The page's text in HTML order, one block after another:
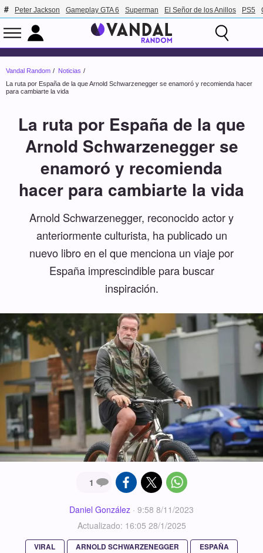
Peter Jackson Gameplay GTA 6 Superman El Señor de los Anillos PS5
Vandal Random
Noticias
La ruta por España de la que Arnold Schwarzenegger se enamoró y recomienda hacer
para cambiarte la vida
La ruta por España de la que
Arnold Schwarzenegger se
enamoró y recomienda
hacer para cambiarte la vida
Arnold Schwarzenegger, reconocido actor y
anteriormente culturista, ha publicado un
nuevo libro en el que menciona un viaje por
España imprescindible para buscar
inspiración.
1
Daniel González · 9:58 8/11/2023
Actualizado: 16:05 28/1/2025
VIRAL ARNOLD SCHWARZENEGGER ESPAÑA